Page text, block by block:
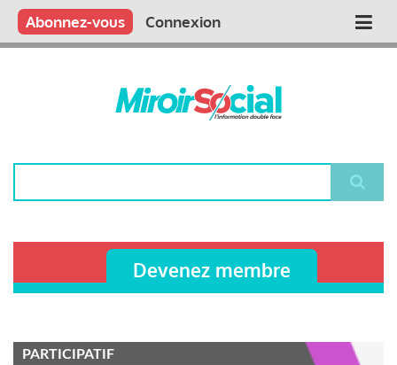
Aller
contenu
Main
Qui sommes nous ?
Vous publiez
Nous publions
Contactez-nous
Abonnez-vous Connexion
Devenez membre
PARTICIPATIF